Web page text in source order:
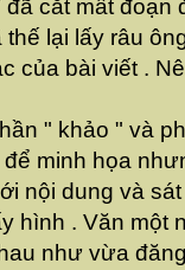
cắt mất đoạn
lại lấy râu
của bài viết .
" khảo " và
minh họa
nội dung và
hình . Văn một
như vừa